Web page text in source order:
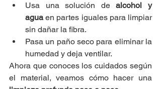
Usa una solución de alcohol y
agua en partes iguales para limpiar
sin dañar la fibra.
Pasa un paño seco para eliminar la
humedad y deja ventilar.
Ahora que conoces los cuidados según